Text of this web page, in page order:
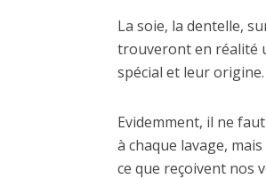
La soie, la dentelle,
trouveront en réalité
spécial et leur origine.
Evidemment, il ne
à chaque lavage,
ce que reçoivent nos